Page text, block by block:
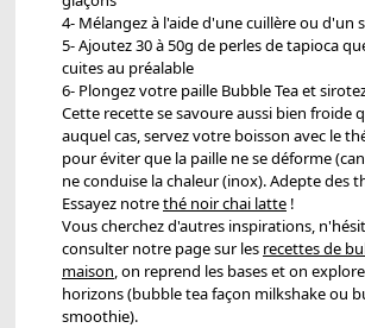
4- Mélangez à l'aide d'une cuillère ou d'un
5- Ajoutez 30 à 50g de perles de tapioca
cuites au préalable
6- Plongez votre paille Bubble Tea et
Cette recette se savoure aussi bien froide
auquel cas, servez votre boisson avec le
pour éviter que la paille ne se déforme
ne conduise la chaleur (inox). Adepte des
Essayez notrethé noir chai latte !
Vous cherchez d'autres inspirations,
consulter notre page sur les recettes de
maison , on reprend les bases et on
horizons (bubble tea façon milkshake ou
smoothie).